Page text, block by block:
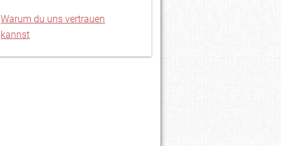
Warum du uns vertrauen
kannst